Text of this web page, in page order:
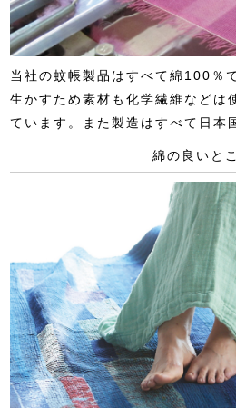
当社の蚊帳製品はすべて綿100％
生かすため素材も化学繊維などは
ています。また製造はすべて日本
綿の良いと